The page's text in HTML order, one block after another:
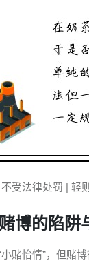
不受法律处罚 | 轻则
博的陷阱
赌怡情”，但赌